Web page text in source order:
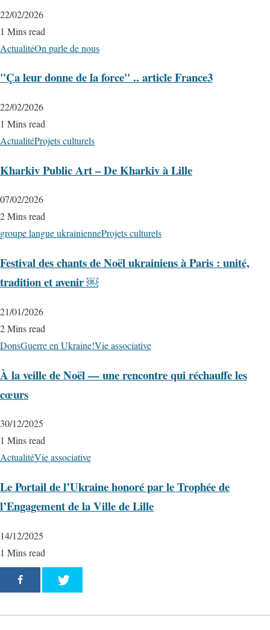
22/02/2026
1 Mins read
ActualitéOn parle de nous
"Ça leur donne de la force" .. article France3
22/02/2026
1 Mins read
ActualitéProjets culturels
Kharkiv Public Art – De Kharkiv à Lille
07/02/2026
2 Mins read
groupe langue ukrainienneProjets culturels
Festival des chants de Noël ukrainiens à Paris : unité,
tradition et avenir ￼
21/01/2026
2 Mins read
DonsGuerre en Ukraine!Vie associative
À la veille de Noël — une rencontre qui réchauffe les
cœurs
30/12/2025
1 Mins read
ActualitéVie associative
Le Portail de l’Ukraine honoré par le Trophée de
l’Engagement de la Ville de Lille
14/12/2025
1 Mins read